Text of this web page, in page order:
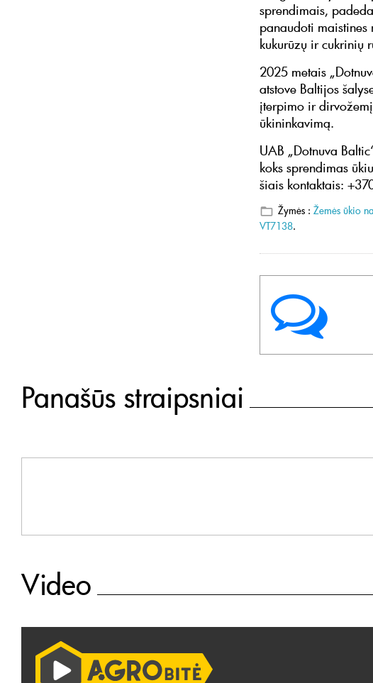
sprendimais,
panaudoti
kukurūzų ir cukrinių
2025 metais
atstove Baltijos
įterpimo ir
ūkininkavimą.
UAB „Dotnuva
koks sprendimas
šiais kontaktais:
Žymės : Žemės ūkio
VT7138.
Panašūs straipsniai
Video